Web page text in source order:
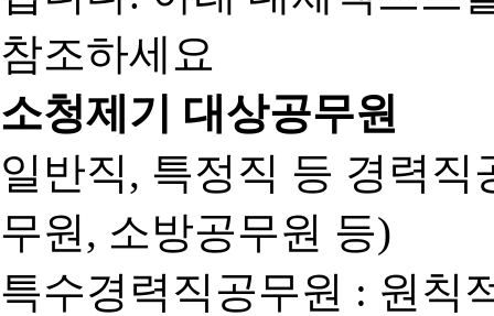
소청제기 대상공무원
일반직, 특정직 등 경력
무원, 소방공무원 등)
특수경력직공무원 : 원칙